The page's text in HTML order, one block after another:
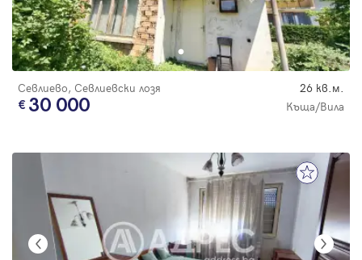
Севлиево, Севлиевски лозя 26 кв.м.
30 000 Къща/Вила